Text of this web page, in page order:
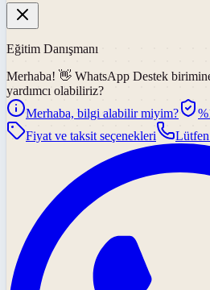
Eğitim Danışmanı
Merhaba! 👋 WhatsApp Destek
yardımcı olabiliriz?
Merhaba, bilgi alabilir miyim?
Fiyat ve taksit seçenekleri
Lütfen